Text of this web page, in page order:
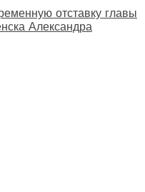
отставку главы
Александра